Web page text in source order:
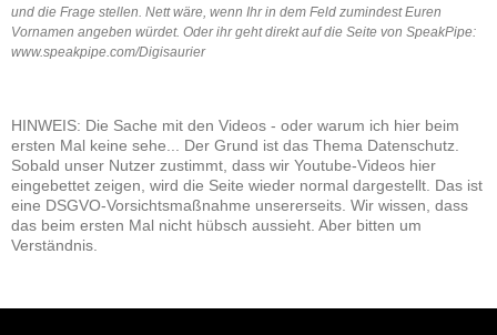
und die Frage stellen. Nett wäre, wenn Ihr in dem Feld zumindest Euren
Vornamen angeben würdet. Oder ihr geht direkt auf die Seite von SpeakPipe:
www.speakpipe.com/Digisaurier
HINWEIS: Die Sache mit den Videos - oder warum ich hier beim
ersten Mal keine sehe... Der Grund ist das Thema Datenschutz.
Sobald unser Nutzer zustimmt, dass wir Youtube-Videos hier
eingebettet zeigen, wird die Seite wieder normal dargestellt. Das ist
eine DSGVO-Vorsichtsmaßnahme unsererseits. Wir wissen, dass
das beim ersten Mal nicht hübsch aussieht. Aber bitten um
Verständnis.